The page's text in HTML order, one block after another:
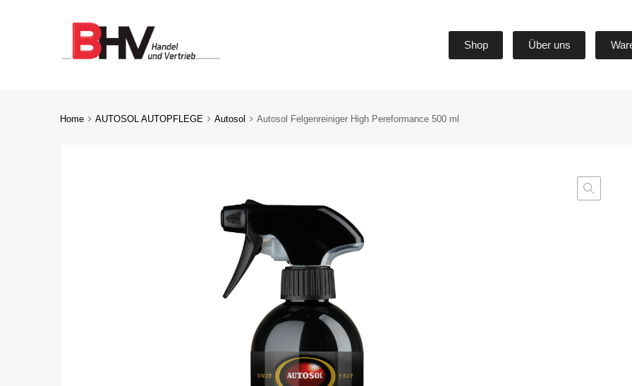
Shop Über uns
Home AUTOSOL AUTOPFLEGE Autosol Autosol Felgenreiniger High Pereformance 500 ml